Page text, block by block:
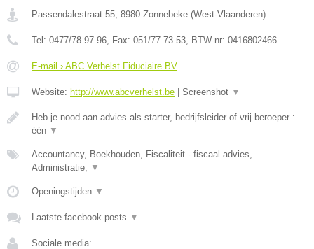
Passendalestraat 55 8980 Zonnebeke (West-Vlaanderen)
Tel: 0477/78.97.96 , Fax: 051/77.73.53 , BTW-nr: 0416802466
E-mail › ABC Verhelst Fiduciaire BV
Website: http://www.abcverhelst.be Screenshot ▼
Heb je nood aan advies als starter, bedrijfsleider of vrij beroeper :
één ▼
Accountancy, Boekhouden, Fiscaliteit - fiscaal advies,
Administratie,
▼
Openingstijden ▼
Laatste facebook posts ▼
Sociale media: